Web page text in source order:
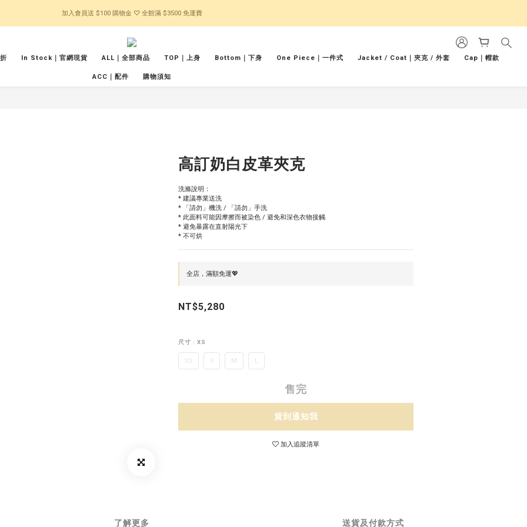
加入會員送 $100 購物金 ♡ 全館滿 $3500 免運費
In Stock｜官網現貨 ALL｜全部商品 TOP｜上身 Bottom｜下身 One Piece｜一件式 Jacket / Coat｜夾克 / 外套 Cap｜帽款
ACC｜配件 購物須知
高訂奶白皮革夾克
洗滌說明：
* 建議專業送洗
* 「請勿」機洗 / 「請勿」手洗
* 此面料可能因摩擦而被染色 / 避免和深色衣物接觸
* 避免暴露在直射陽光下
* 不可烘
全店，滿額免運💖
NT$5,280
尺寸 : XS
XS S M L
售完
貨到通知我
加入追蹤清單
了解更多 送貨及付款方式